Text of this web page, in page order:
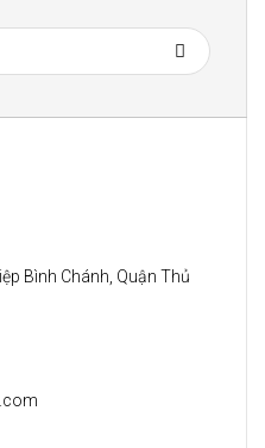
Bình Chánh, Quận Thủ